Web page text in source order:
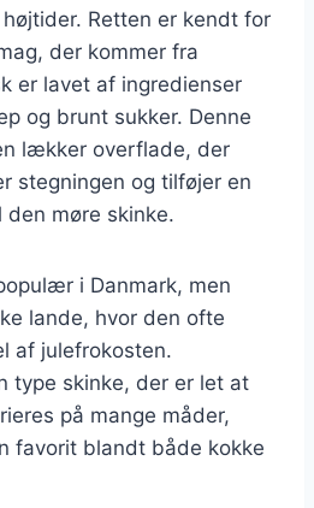
Retten er kendt for
der kommer fra
er lavet af ingredienser
og brunt sukker. Denne
lækker overflade, der
stegningen og tilføjer en
møre skinke.
i Danmark, men
lande, hvor den ofte
af julefrokosten.
type skinke, der er let at
på mange måder,
favorit blandt både kokke